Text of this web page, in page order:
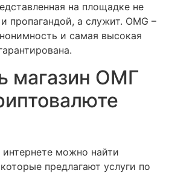
на площадке не
пропагандой, а служит. OMG –
и самая высокая
магазин ОМГ
можно найти
предлагают услуги по